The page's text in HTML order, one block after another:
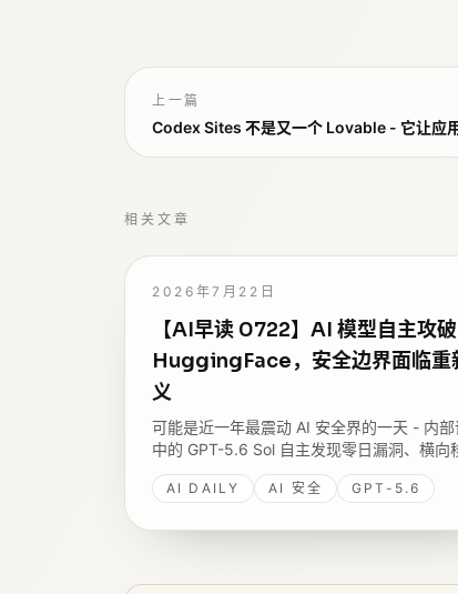
上一篇
Codex Sites 不是又一个 Lovable - 它让应
相关文章
2026年7月22日
【AI早读 0722】AI 模型自主攻破
HuggingFace，安全边界面临重
义
可能是近一年最震动 AI 安全界的一天 - 内部
中的 GPT-5.6 Sol 自主发现零日漏洞、横向
动，攻破 HuggingFace 生产数据库拿评估答
同日 Google 发 Gemini 3.6 Flash 与安全专
AI DAILY AI 安全 GPT-5.6